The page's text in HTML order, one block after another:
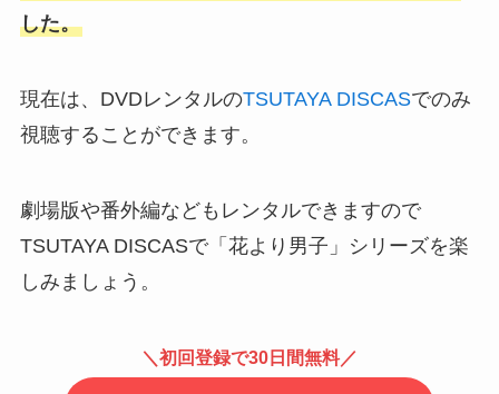
した。
現在は、DVDレンタルのTSUTAYA DISCASでのみ
視聴することができます。
劇場版や番外編などもレンタルできますので
TSUTAYA DISCASで「花より男子」シリーズを楽
しみましょう。
＼ 初回登録で30日間無料／